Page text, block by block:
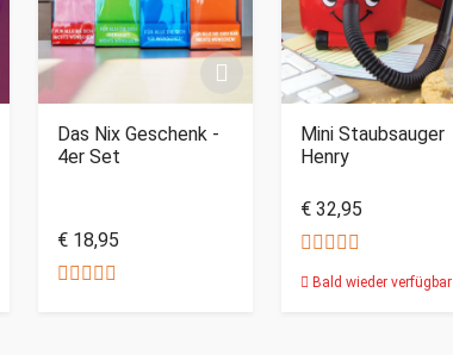
Das Nix Geschenk -
4er Set
€ 18,95
Mini Staubsauger
Henry
€ 32,95
Bald wieder verfügbar